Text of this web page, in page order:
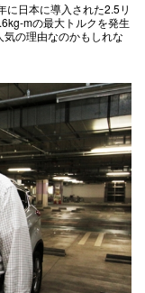
日本に導入された2.5リ
mの最大トルクを発生
の理由なのかもしれな